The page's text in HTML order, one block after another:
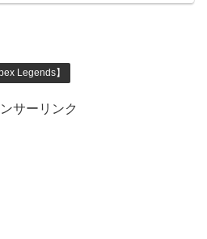
了までの時間が早いフィニッシャー【エーペッ
Legends】
サーリンク